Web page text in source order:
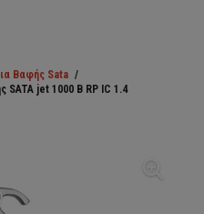
Βαφής Sata /
SATA jet 1000 B RP IC 1.4